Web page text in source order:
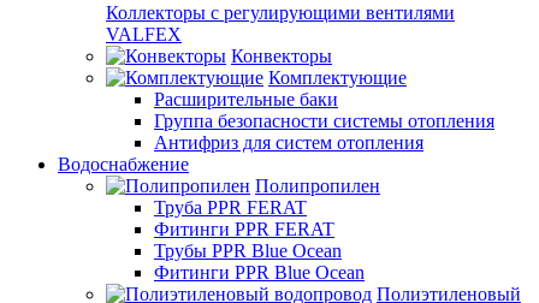
Коллекторы с регулирующими вентилями
VALFEX
Конвекторы
Комплектующие
Расширительные баки
Группа безопасности системы отопления
Антифриз для систем отопления
Водоснабжение
Полипропилен
Труба PPR FERAT
Фитинги PPR FERAT
Трубы PPR Blue Ocean
Фитинги PPR Blue Ocean
Полиэтиленовый